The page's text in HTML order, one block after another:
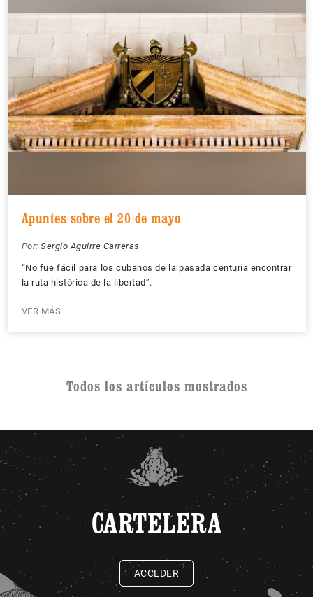
Apuntes sobre el 20 de mayo
Por: Sergio Aguirre Carreras
“No fue fácil para los cubanos de la pasada centuria encontrar
la ruta histórica de la libertad”.
VER MÁS
Todos los artículos mostrados
CARTELERA
ACCEDER